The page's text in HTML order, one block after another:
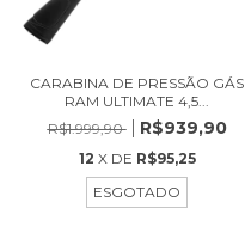
CARABINA DE PRESSÃO GÁS
RAM ULTIMATE 4,5...
R$1.999,90
R$939,90
12 X DE R$95,25
ESGOTADO